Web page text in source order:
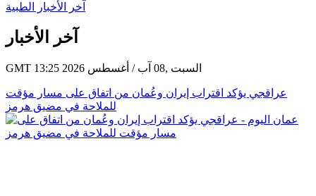
آخر الأخبار الطبية
آخر الأخبار
GMT 13:25 2026 السبت ,08 آب / أغسطس
عراقجي يؤكد اقتراب إيران وعُمان من اتفاق على مسار مؤقت
للملاحة في مضيق هرمز